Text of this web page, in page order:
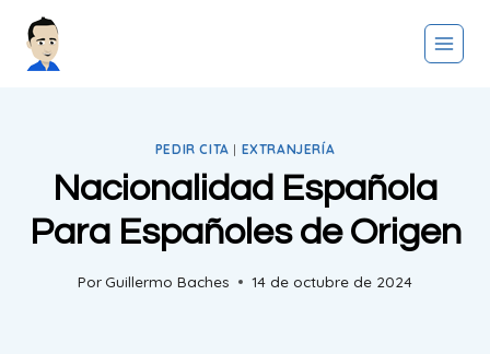
Saltar
PEDIR CITA | EXTRANJERÍA
Nacionalidad Española
Para Españoles de Origen
PorGuillermo Baches 14 de octubre de 2024